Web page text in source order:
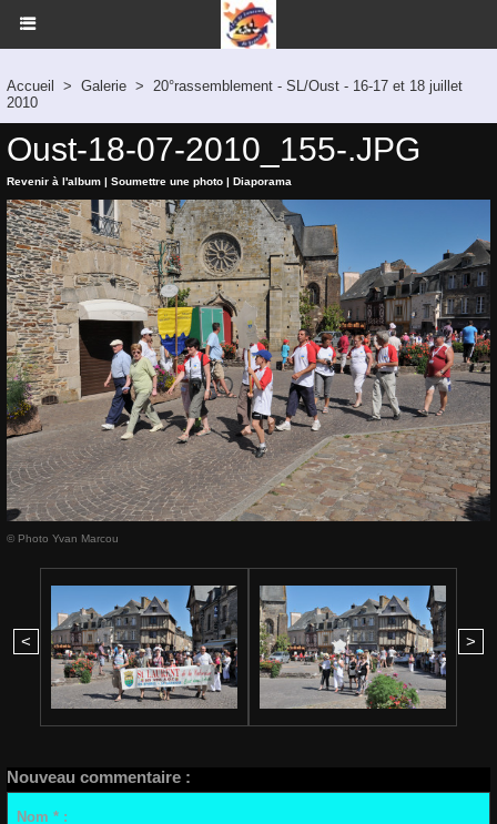
Accueil > Galerie > 20°rassemblement - SL/Oust - 16-17 et 18 juillet
2010
Oust-18-07-2010_155-.JPG
Revenir à l'album | Soumettre une photo | Diaporama
© Photo Yvan Marcou
< >
Nouveau commentaire :
Nom * :